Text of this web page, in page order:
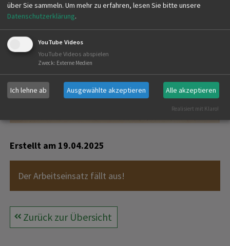
Erstellt am 19.04.2025
Der Arbeitseinsatz fällt aus!
Zurück zur Übersicht
über Sie sammeln. Um mehr zu erfahren, lesen Sie bitte unsere
Datenschutzerklärung.
YouTube Videos
YouTube Videos abspielen
Zweck: Externe Medien
Ich lehne ab Ausgewählte akzeptieren Alle akzeptieren
Realisiert mit Klaro!